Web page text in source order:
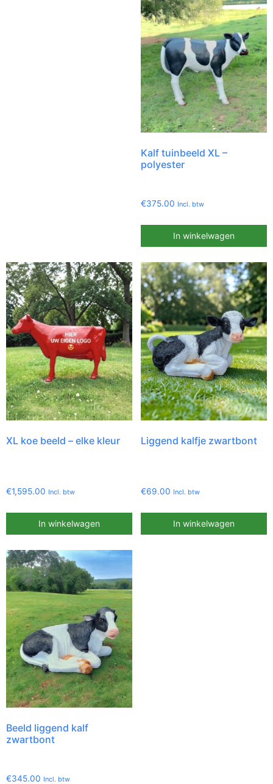
Kalf tuinbeeld XL –
polyester
€375.00 Incl. btw
In winkelwagen
XL koe beeld – elke kleur
€1,595.00 Incl. btw
In winkelwagen
Liggend kalfje zwartbont
€69.00 Incl. btw
In winkelwagen
Beeld liggend kalf
zwartbont
€345.00 Incl. btw